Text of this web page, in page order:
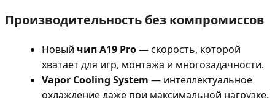
Производительность без компромиссов
Новый чип A19 Pro— скорость, которой
хватает для игр, монтажа и многозадачности.
Vapor Cooling System — интеллектуальное
охлаждение даже при максимальной нагрузке.